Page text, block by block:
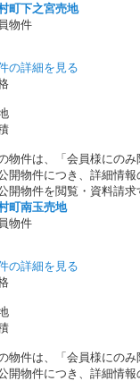
町下之宮売地
物件
の詳細を見る
物件は、「会員様にの
開物件につき、詳細情
開物件を閲覧・資料請
町南玉売地
物件
の詳細を見る
物件は、「会員様にの
開物件につき、詳細情